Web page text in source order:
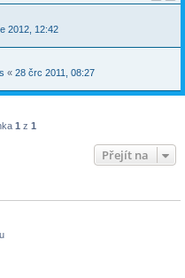
2012, 12:42
« 28 črc 2011, 08:27
1 z 1
Přejít na